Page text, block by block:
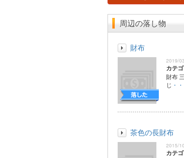
周辺の落し物
財布
2019/
カテ
財布
じ ・・
茶色の長財布
2015/
カテ